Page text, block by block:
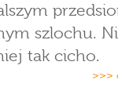
szlochu.
tak cicho.
>>>